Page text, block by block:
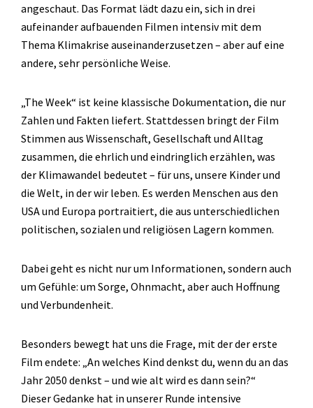
angeschaut. Das Format lädt dazu ein, sich in drei
aufeinander aufbauenden Filmen intensiv mit dem
Thema Klimakrise auseinanderzusetzen – aber auf eine
andere, sehr persönliche Weise.
„The Week“ ist keine klassische Dokumentation, die nur
Zahlen und Fakten liefert. Stattdessen bringt der Film
Stimmen aus Wissenschaft, Gesellschaft und Alltag
zusammen, die ehrlich und eindringlich erzählen, was
der Klimawandel bedeutet – für uns, unsere Kinder und
die Welt, in der wir leben. Es werden Menschen aus den
USA und Europa portraitiert, die aus unterschiedlichen
politischen, sozialen und religiösen Lagern kommen.
Dabei geht es nicht nur um Informationen, sondern auch
um Gefühle: um Sorge, Ohnmacht, aber auch Hoffnung
und Verbundenheit.
Besonders bewegt hat uns die Frage, mit der der erste
Film endete: „An welches Kind denkst du, wenn du an das
Jahr 2050 denkst – und wie alt wird es dann sein?“
Dieser Gedanke hat in unserer Runde intensive